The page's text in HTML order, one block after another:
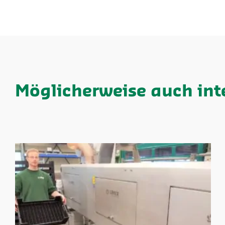
Möglicherweise auch